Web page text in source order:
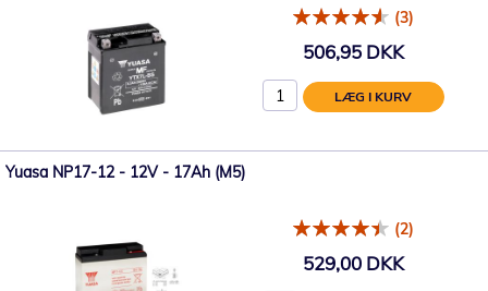
(3)
506,95 DKK
LÆG I KURV
Yuasa NP17-12 - 12V - 17Ah (M5)
(2)
529,00 DKK